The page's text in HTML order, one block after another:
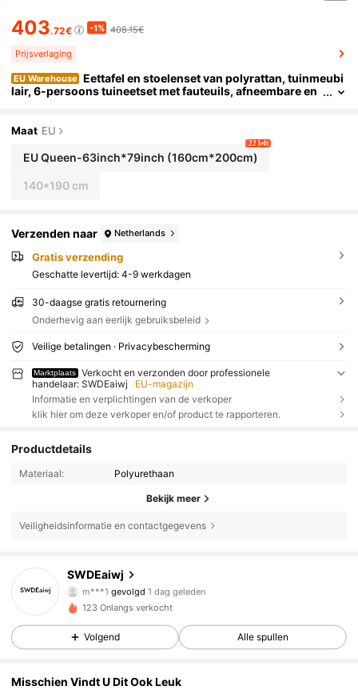
403.72€ -1% 408.15€
Prijsverlaging
EU Warehouse Eettafel en stoelenset van polyrattan, tuinmeubi
lair, 6-persoons tuineetset met fauteuils, afneembare en
Maat EU
EU Queen-63inch*79inch (160cm*200cm)
22 left
140*190 cm
Verzenden naar Netherlands
Gratis verzending
Geschatte levertijd: 4-9 werkdagen
30-daagse gratis retournering
Onderhevig aan eerlijk gebruiksbeleid
Veilige betalingen · Privacybescherming
Marktplaats
Verkocht en verzonden door professionele
handelaar: SWDEaiwj
EU-magazijn
Informatie en verplichtingen van de verkoper
klik hier om deze verkoper en/of product te rapporteren.
Productdetails
Materiaal: Polyurethaan
Bekijk meer
Veiligheidsinformatie en contactgegevens
SWDEaiwj
4.33
128 Volgers
m***1 gevolgd 1 dag geleden
4.33
128 Volgers
4.33 128 Volgers
4.33 128 Volgers
123 Onlangs verkocht
Volgend Alle spullen
Misschien Vindt U Dit Ook Leuk